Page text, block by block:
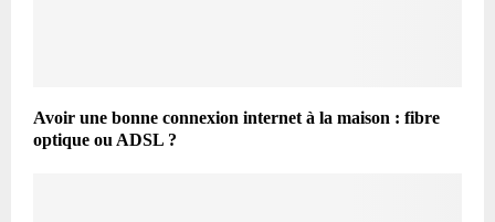
Avoir une bonne connexion internet à la maison : fibre
optique ou ADSL ?